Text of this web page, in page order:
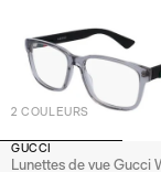
2 COULEURS
GUCCI
Lunettes de vue Gucci